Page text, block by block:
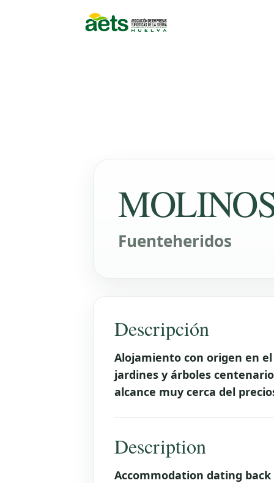
Fuenteheridos
Descripción
Alojamiento con origen en
jardines y árboles
alcance muy cerca del
Description
Accommodation dating